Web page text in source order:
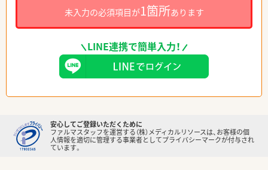
未入力の必須項目が1箇所あります
LINE連携で簡単入力！
安心してご登録いただくために
ファルマスタッフを運営する（株）メディカルリソースは、お客様の個
人情報を適切に管理する事業者としてプライバシーマークが付与され
ています。